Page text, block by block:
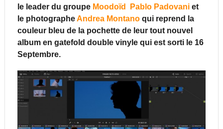
le leader du groupe Moodoïd Pablo Padovaniet
le photographeAndrea Montanoqui reprend la
couleur bleu de la pochette de leur tout nouvel
album en gatefold double vinyle qui est sorti le 16
Septembre.